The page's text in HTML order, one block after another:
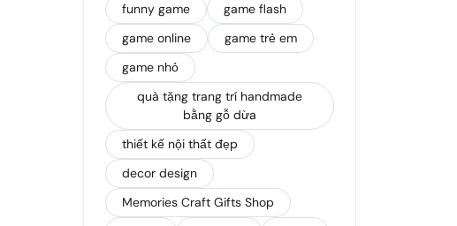
funny game
game flash
game online
game trẻ em
game nhỏ
quà tặng trang trí handmade
bằng gỗ dừa
thiết kế nội thất đẹp
decor design
Memories Craft Gifts Shop